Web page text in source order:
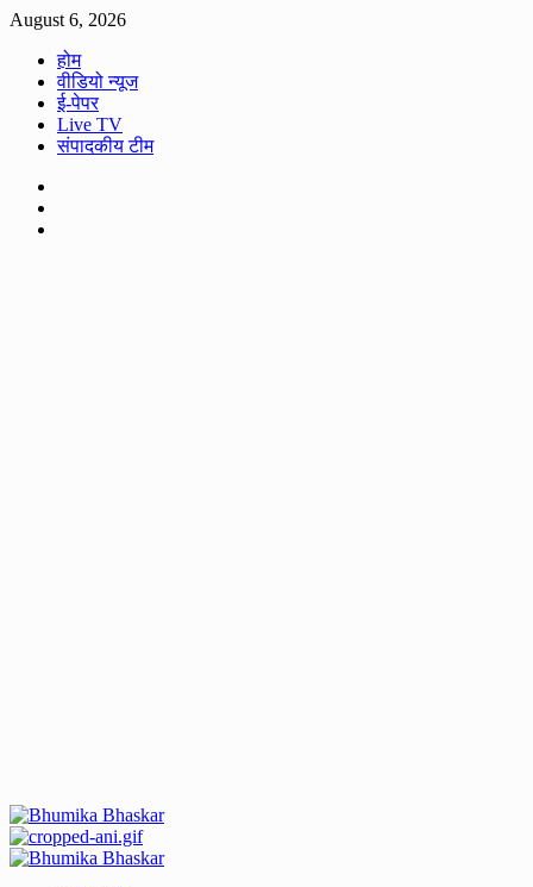
Skip
content
August 6, 2026
होम
वीडियो न्यूज
ई-पेपर
Live TV
संपादकीय टीम
Primary